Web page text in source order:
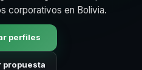
corporativos en Bolivia.
perfiles
propuesta